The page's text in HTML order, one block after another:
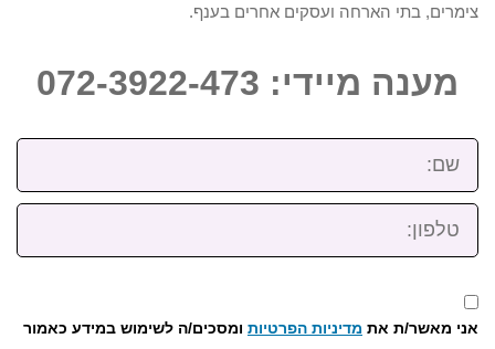
צימרים, בתי הארחה ועסקים אחרים בענף.
מענה מיידי: 072-3922-473
שם:
טלפון:
אני מאשר/ת את מדיניות הפרטיות ומסכים/ה לשימוש במידע כאמור